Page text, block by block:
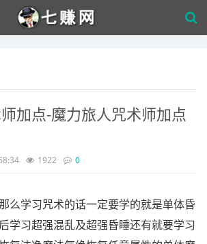
加点-魔力旅人咒术师加点
1922 0
么学习咒术的话一定要学的就是单体昏
学习超强混乱及超强昏睡还有就要学习